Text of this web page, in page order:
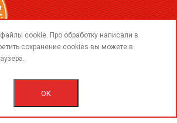
MMC.
call
cookie. Про обработку написали в
сохранение cookies вы можете в
OK